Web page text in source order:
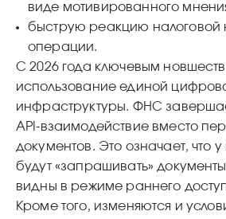
виде мотивированного
быструю реакцию налоговой
операции.
С 2026 года ключевым
использование единой
инфраструктуры. ФНС
API‑взаимодействие вместо
документов. Это означает, что
будут «запрашивать»
видны в режиме раннего
Кроме того, изменяются и